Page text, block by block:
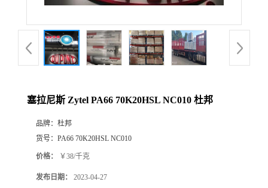
品
厅
塞拉尼斯 Zytel PA66 70K20HSL NC010 杜邦
品牌： 杜邦
货号： PA66 70K20HSL NC010
价格： ￥38/千克
发布日期： 2023-04-27